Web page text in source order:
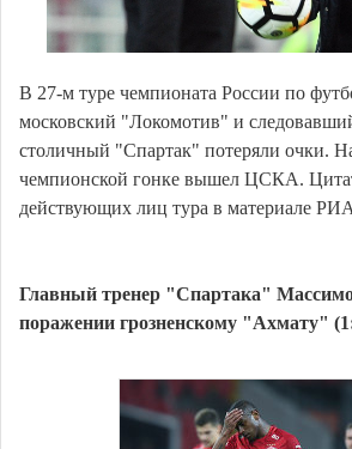
В 27-м туре чемпионата России по
московский "Локомотив" и
столичный "Спартак" потеряли очки.
чемпионской гонке вышел ЦСКА.
действующих лиц тура в материале
Главный тренер "Спартака"
поражении грозненскому "Ахмату"